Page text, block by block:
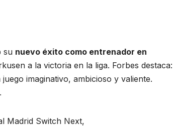
su nuevo éxito como entrenador en
a la victoria en la liga. Forbes destaca:
imaginativo, ambicioso y valiente.